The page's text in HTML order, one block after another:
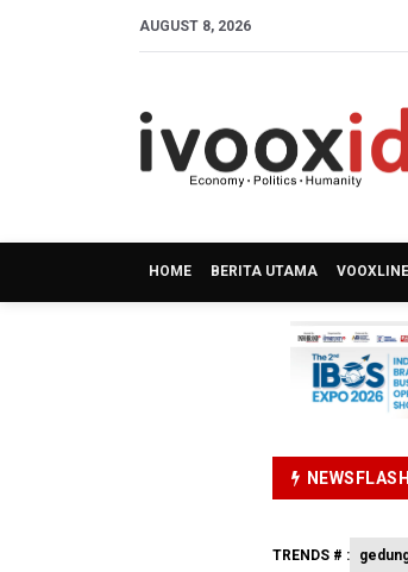
AUGUST 8, 2026
HOME BERITA UTAMA VOOXLINE
NEWSFLASH
TRENDS # :